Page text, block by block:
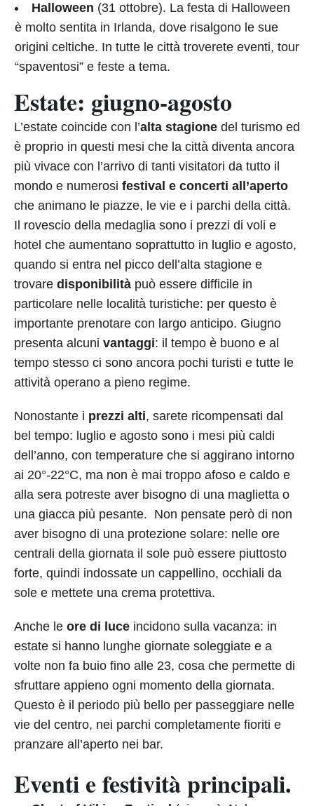
Halloween (31 ottobre). La festa di Halloween
è molto sentita in Irlanda, dove risalgono le sue
origini celtiche. In tutte le città troverete eventi, tour
“spaventosi” e feste a tema.
Estate: giugno-agosto
L’estate coincide con l’alta stagione del turismo ed
è proprio in questi mesi che la città diventa ancora
più vivace con l’arrivo di tanti visitatori da tutto il
mondo e numerosi festival e concerti all’aperto
che animano le piazze, le vie e i parchi della città.
Il rovescio della medaglia sono i prezzi di voli e
hotel che aumentano soprattutto in luglio e agosto,
quando si entra nel picco dell’alta stagione e
trovare disponibilità può essere difficile in
particolare nelle località turistiche: per questo è
importante prenotare con largo anticipo. Giugno
presenta alcuni vantaggi: il tempo è buono e al
tempo stesso ci sono ancora pochi turisti e tutte le
attività operano a pieno regime.
Nonostante i prezzi alti, sarete ricompensati dal
bel tempo: luglio e agosto sono i mesi più caldi
dell’anno, con temperature che si aggirano intorno
ai 20°-22°C, ma non è mai troppo afoso e caldo e
alla sera potreste aver bisogno di una maglietta o
una giacca più pesante. Non pensate però di non
aver bisogno di una protezione solare: nelle ore
centrali della giornata il sole può essere piuttosto
forte, quindi indossate un cappellino, occhiali da
sole e mettete una crema protettiva.
Anche le ore di luce incidono sulla vacanza: in
estate si hanno lunghe giornate soleggiate e a
volte non fa buio fino alle 23, cosa che permette di
sfruttare appieno ogni momento della giornata.
Questo è il periodo più bello per passeggiare nelle
vie del centro, nei parchi completamente fioriti e
pranzare all’aperto nei bar.
Eventi e festività principali.